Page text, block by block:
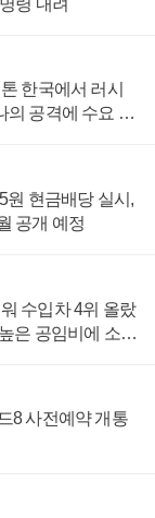
한국에서 러시
의 공격에 수요 늘
원 현금배당 실시,
공개 예정
수입차 4위 올랐
은 공임비에 소비
8 사전예약 개통